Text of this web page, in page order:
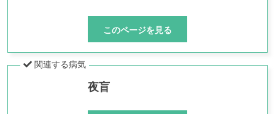
このページを見る
関連する病気
夜盲